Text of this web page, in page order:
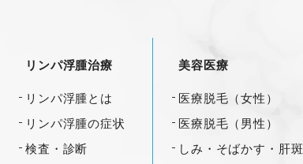
リンパ浮腫治療
リンパ浮腫とは
リンパ浮腫の症状
検査・診断
美容医療
医療脱毛（女性）
医療脱毛（男性）
しみ・そばかす・肝斑